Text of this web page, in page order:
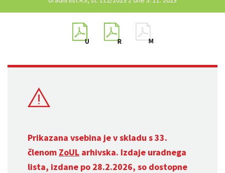
Prikazana vsebina je v skladu s 33.
členom ZoUL arhivska. Izdaje uradnega
lista, izdane po 28.2.2026, so dostopne